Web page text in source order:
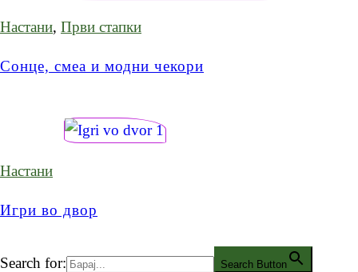
Настани, Први стапки
Сонце, смеа и модни чекори
Настани
Игри во двор
Search for: Search Button